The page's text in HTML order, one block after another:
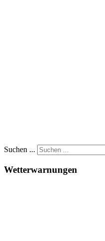
Suchen ...
Wetterwarnungen